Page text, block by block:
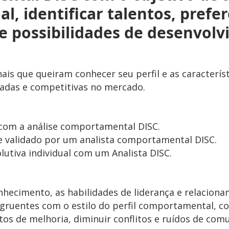
identificar talentos,
possibilidades de
que queiram conhecer seu perfil e as
e competitivas no mercado.
a análise comportamental DISC.
validado por um analista comportamental DISC.
individual com um Analista DISC.
as habilidades de liderança e
com o estilo do perfil comportamental,
de melhoria, diminuir conflitos e ruídos de